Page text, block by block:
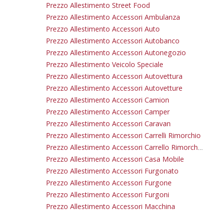
Prezzo Allestimento Street Food
Prezzo Allestimento Accessori Ambulanza
Prezzo Allestimento Accessori Auto
Prezzo Allestimento Accessori Autobanco
Prezzo Allestimento Accessori Autonegozio
Prezzo Allestimento Veicolo Speciale
Prezzo Allestimento Accessori Autovettura
Prezzo Allestimento Accessori Autovetture
Prezzo Allestimento Accessori Camion
Prezzo Allestimento Accessori Camper
Prezzo Allestimento Accessori Caravan
Prezzo Allestimento Accessori Carrelli Rimorchio
Prezzo Allestimento Accessori Carrello Rimorchio
Prezzo Allestimento Accessori Casa Mobile
Prezzo Allestimento Accessori Furgonato
Prezzo Allestimento Accessori Furgone
Prezzo Allestimento Accessori Furgoni
Prezzo Allestimento Accessori Macchina